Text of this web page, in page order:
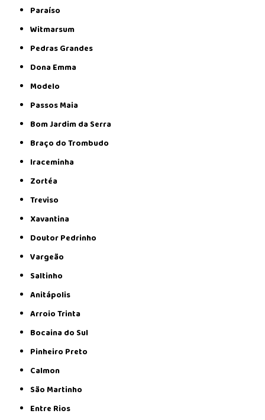
Paraíso
Witmarsum
Pedras Grandes
Dona Emma
Modelo
Passos Maia
Bom Jardim da Serra
Braço do Trombudo
Iraceminha
Zortéa
Treviso
Xavantina
Doutor Pedrinho
Vargeão
Saltinho
Anitápolis
Arroio Trinta
Bocaina do Sul
Pinheiro Preto
Calmon
São Martinho
Entre Rios